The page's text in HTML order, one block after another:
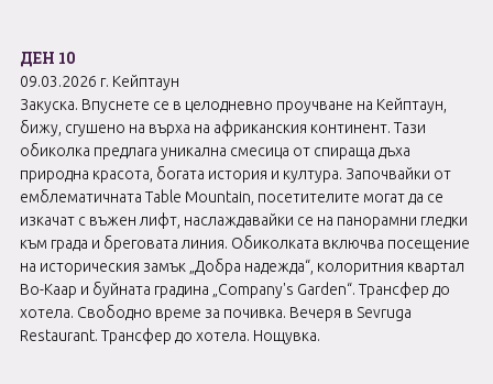
ДЕН 10
09.03.2026 г. Кейптаун
Закуска. Впуснете се в целодневно проучване на Кейптаун,
бижу, сгушено на върха на африканския континент. Тази
обиколка предлага уникална смесица от спираща дъха
природна красота, богата история и култура. Започвайки от
емблематичната Table Mountain, посетителите могат да се
изкачат с въжен лифт, наслаждавайки се на панорамни гледки
към града и бреговата линия. Обиколката включва посещение
на историческия замък „Добра надежда“, колоритния квартал
Bo-Kaap и буйната градина „Company's Garden“. Трансфер до
хотела. Свободно време за почивка. Вечеря в Sevruga
Restaurant. Трансфер до хотела. Нощувка.